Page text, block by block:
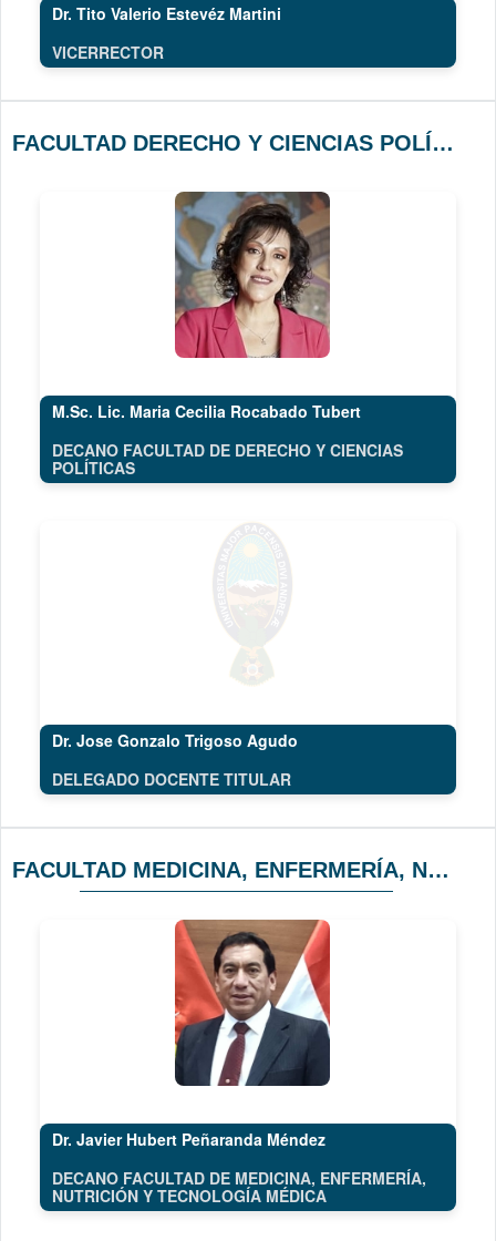
Dr. Tito Valerio Estevéz Martini
VICERRECTOR
FACULTAD DERECHO Y CIENCIAS POLÍTICAS
M.Sc. Lic. Maria Cecilia Rocabado Tubert
DECANO FACULTAD DE DERECHO Y CIENCIAS
POLÍTICAS
Dr. Jose Gonzalo Trigoso Agudo
DELEGADO DOCENTE TITULAR
FACULTAD MEDICINA, ENFERMERÍA, NUTRICIÓN Y TECNOLOGÍA MÉDICA
Dr. Javier Hubert Peñaranda Méndez
DECANO FACULTAD DE MEDICINA, ENFERMERÍA,
NUTRICIÓN Y TECNOLOGÍA MÉDICA